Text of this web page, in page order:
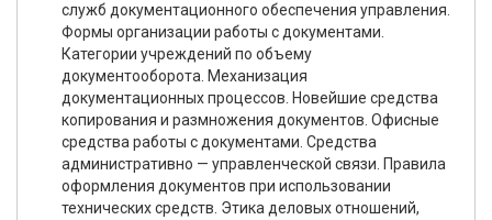
служб документационного обеспечения управления.
Формы организации работы с документами.
Категории учреждений по объему
документооборота. Механизация
документационных процессов. Новейшие средства
копирования и размножения документов. Офисные
средства работы с документами. Средства
административно — управленческой связи. Правила
оформления документов при использовании
технических средств. Этика деловых отношений,